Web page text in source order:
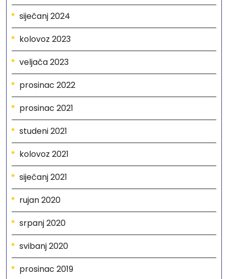
siječanj 2024
kolovoz 2023
veljača 2023
prosinac 2022
prosinac 2021
studeni 2021
kolovoz 2021
siječanj 2021
rujan 2020
srpanj 2020
svibanj 2020
prosinac 2019